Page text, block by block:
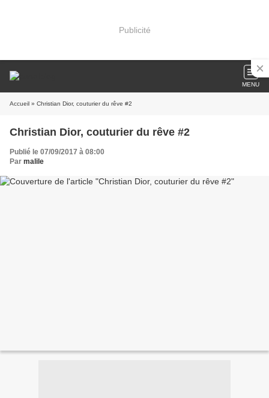
Publicité
MENU
Accueil » Christian Dior, couturier du rêve #2
Christian Dior, couturier du rêve #2
Publié le 07/09/2017 à 08:00
Par malile